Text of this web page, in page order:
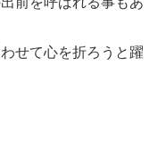
せて心を折ろうと躍